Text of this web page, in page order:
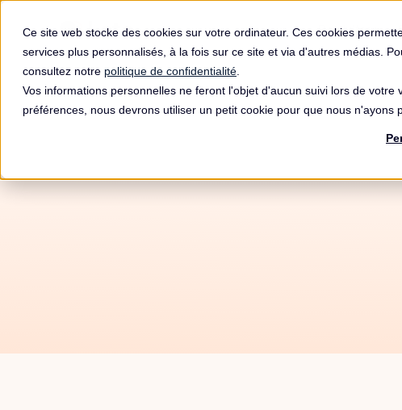
Ce site web stocke des cookies sur votre ordinateur. Ces cookies
services plus personnalisés, à la fois sur ce site et via d'autres médias.
consultez notre politique de confidentialité
Vos informations personnelles ne feront l'objet d'aucun suivi lors de
préférences, nous devrons utiliser un petit cookie pour que nous n'ayons
Produits